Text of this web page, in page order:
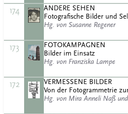
174
ANDERE SEHEN
Fotografische Bilder und
Hg. von Susanne Regener
173
FOTOKAMPAGNEN
Bilder im Einsatz
Hg. von Franziska Lampe
172
VERMESSENE BILDER
Von der Fotogrammetrie
Hg. von Mira Anneli Naß